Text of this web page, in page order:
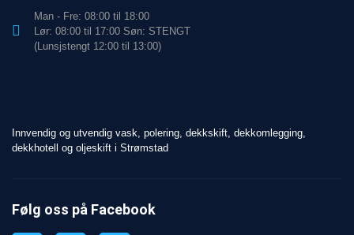
Innvendig og utvendig vask, polering, dekkskift, dekkomlegging,
dekkhotell og oljeskift i Strømstad
Følg oss på Facebook
Man - Fre: 08:00 til 18:00
Lør: 08:00 til 17:00 Søn: STENGT
(Lunsjstengt 12:00 til 13:00)